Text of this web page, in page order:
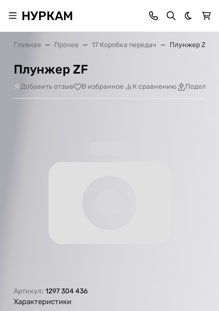
НУРКАМ Темная
Главная Прочее 17 Коробка передач Плунжер ZF
Плунжер ZF
Добавить отзыв В избранное К сравнению
Артикул: 1297 304 436
Характеристики